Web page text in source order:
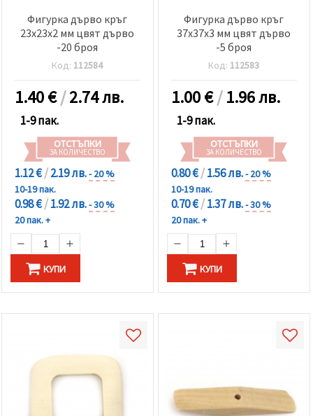
Фигурка дърво кръг
23x23x2 мм цвят дърво
-20 броя
Код: 112584
1.40€/2.74 лв.
1-9 пак.
ОТСТЪПКИ
ЗА КОЛИЧЕСТВО
1.12 €/2.19 лв.- 20 %
10-19 пак.
0.98 €/1.92 лв.- 30 %
20 пак. +
КУПИ
Фигурка дърво кръг
37x37x3 мм цвят дърво
-5 броя
Код: 112583
1.00€/1.96 лв.
1-9 пак.
ОТСТЪПКИ
ЗА КОЛИЧЕСТВО
0.80 €/1.56 лв.- 20 %
10-19 пак.
0.70 €/1.37 лв.- 30 %
20 пак. +
КУПИ